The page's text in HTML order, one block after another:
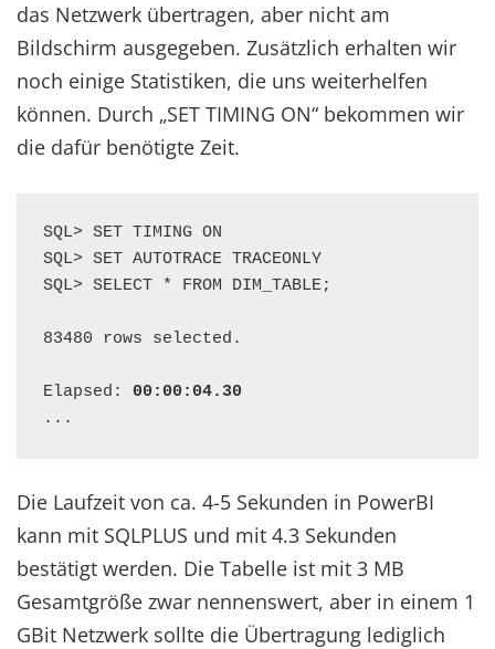
das Netzwerk übertragen, aber nicht am
Bildschirm ausgegeben. Zusätzlich erhalten wir
noch einige Statistiken, die uns weiterhelfen
können. Durch „SET TIMING ON“ bekommen wir
die dafür benötigte Zeit.
SQL> SET TIMING ON
SQL> SET AUTOTRACE TRACEONLY
SQL> SELECT * FROM DIM_TABLE;
83480 rows selected.
Elapsed: 00:00:04.30
...
Die Laufzeit von ca. 4-5 Sekunden in PowerBI
kann mit SQLPLUS und mit 4.3 Sekunden
bestätigt werden. Die Tabelle ist mit 3 MB
Gesamtgröße zwar nennenswert, aber in einem 1
GBit Netzwerk sollte die Übertragung lediglich